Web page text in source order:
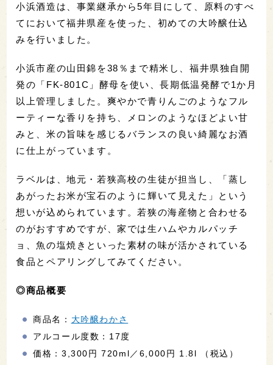
小浜酒造は、事業継承から5年目にして、原料のすべ
てにおいて福井県産を使った、初めての大吟醸仕込
みを行いました。
小浜市産の山田錦を38％まで精米し、福井県独自開
発の「FK-801C」酵母を使い、長期低温発酵で1か月
以上管理しました。爽やかで青りんごのようなフル
ーティーな香りを持ち、メロンのようなほどよい甘
みと、米の旨味を感じるバランスの良い綺麗なお酒
に仕上がっています。
ラベルは、地元・若狭高校の生徒が担当し、「蒸し
あがったお米が宝石のように輝いて見えた」という
想いが込められています。若狭の海産物と合わせる
のがおすすめですが、家では生ハムやカルパッチ
ョ、魚の塩焼きといった素材の味が活かされている
食品とペアリングしてみてください。
◎商品概要
商品名： 大吟醸わかさ
アルコール度数：17度
価格：3,300円 720ml／6,000円 1.8l （税込）